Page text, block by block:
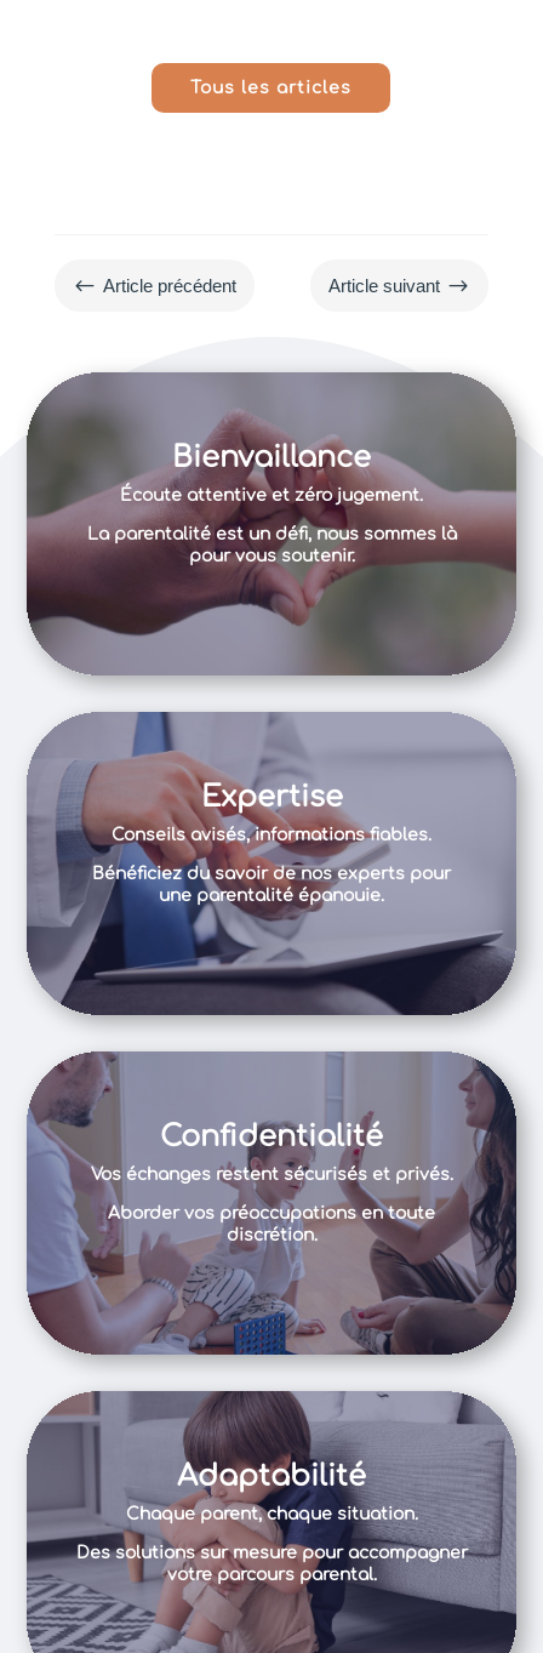
Tous les articles
# Article précédent Article suivant $
Bienvaillance
Écoute attentive et zéro jugement.
La parentalité est un défi, nous sommes là
pour vous soutenir.
Expertise
Conseils avisés, informations fiables.
Bénéficiez du savoir de nos experts pour
une parentalité épanouie.
Confidentialité
Vos échanges restent sécurisés et privés.
Aborder vos préoccupations en toute
discrétion.
Adaptabilité
Chaque parent, chaque situation.
Des solutions sur mesure pour accompagner
votre parcours parental.